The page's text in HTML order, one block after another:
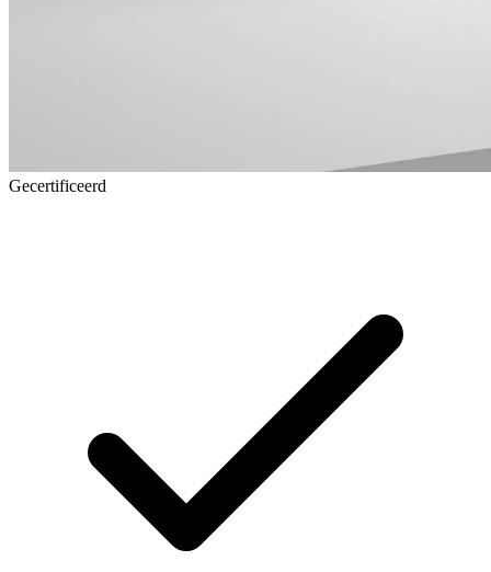
Gecertificeerd